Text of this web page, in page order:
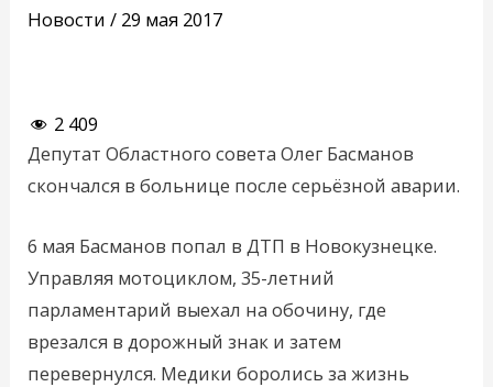
Новости / 29 мая 2017
2 409
Депутат Областного совета Олег Басманов
скончался в больнице после серьёзной аварии.
6 мая Басманов попал в ДТП в Новокузнецке.
Управляя мотоциклом, 35-летний
парламентарий выехал на обочину, где
врезался в дорожный знак и затем
перевернулся. Медики боролись за жизнь